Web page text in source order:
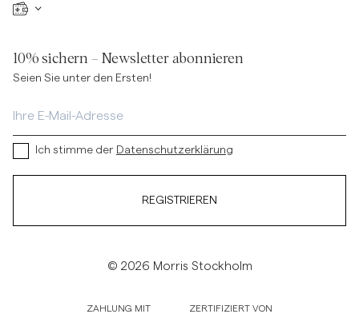
10% sichern – Newsletter abonnieren
Seien Sie unter den Ersten!
Ich stimme der Datenschutzerklärung
REGISTRIEREN
© 2026 Morris Stockholm
ZAHLUNG MIT ZERTIFIZIERT VON